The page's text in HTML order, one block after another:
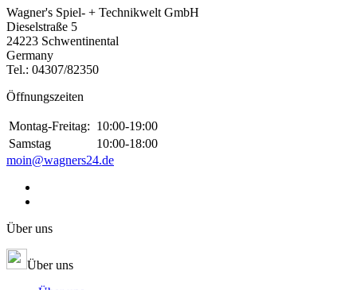
Wagner's Spiel- + Technikwelt GmbH
Dieselstraße 5
24223 Schwentinental
Germany
Tel.: 04307/82350
Öffnungszeiten
Montag-Freitag: 10:00-19:00
Samstag
10:00-18:00
moin@wagners24.de
Über uns
Über uns